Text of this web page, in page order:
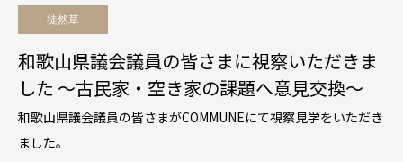
徒然草
和歌山県議会議員の皆さまに視察いただきま
した 〜古民家・空き家の課題へ意見交換〜
和歌山県議会議員の皆さまがCOMMUNEにて視察見学をいただき
ました。